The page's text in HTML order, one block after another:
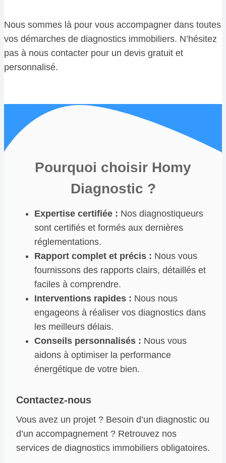
Nous sommes là pour vous accompagner dans toutes
vos démarches de diagnostics immobiliers. N’hésitez
pas à nous contacter pour un devis gratuit et
personnalisé.
Pourquoi choisir Homy
Diagnostic ?
Expertise certifiée : Nos diagnostiqueurs
sont certifiés et formés aux dernières
réglementations.
Rapport complet et précis : Nous vous
fournissons des rapports clairs, détaillés et
faciles à comprendre.
Interventions rapides : Nous nous
engageons à réaliser vos diagnostics dans
les meilleurs délais.
Conseils personnalisés : Nous vous
aidons à optimiser la performance
énergétique de votre bien.
Contactez-nous
Vous avez un projet ? Besoin d’un diagnostic ou
d’un accompagnement ? Retrouvez nos
services de diagnostics immobiliers obligatoires.